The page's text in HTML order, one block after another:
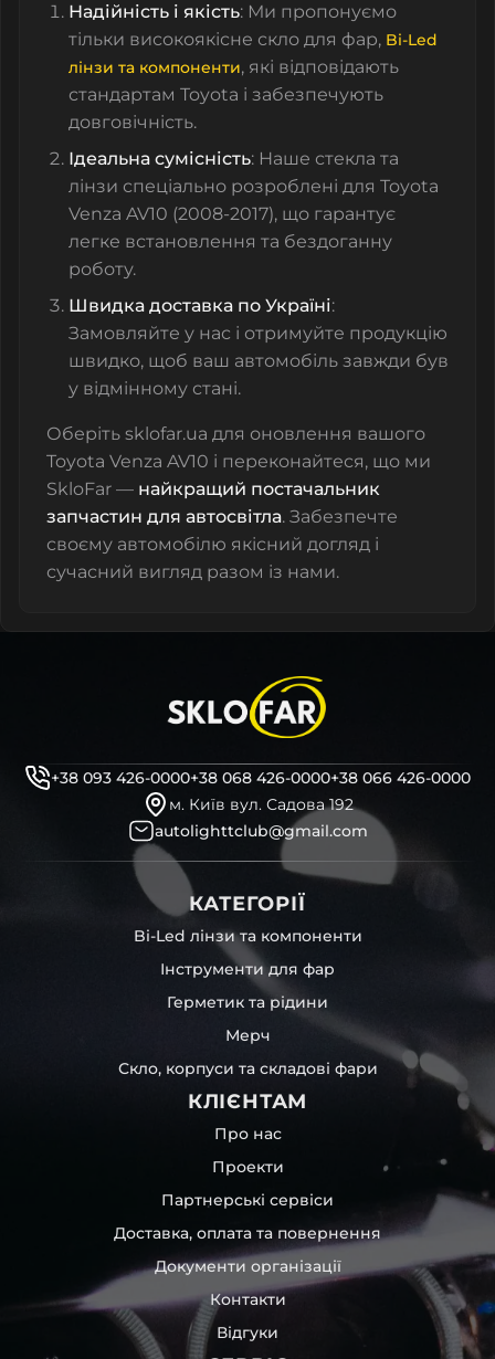
Надійність і якість: Ми пропонуємо
тільки високоякісне скло для фар, Bi-Led
лінзи та компоненти, які відповідають
стандартам Toyota і забезпечують
довговічність.
Ідеальна сумісність: Наше стекла та
лінзи спеціально розроблені для Toyota
Venza AV10 (2008-2017), що гарантує
легке встановлення та бездоганну
роботу.
Швидка доставка по Україні:
Замовляйте у нас і отримуйте продукцію
швидко, щоб ваш автомобіль завжди був
у відмінному стані.
Оберіть sklofar.ua для оновлення вашого
Toyota Venza AV10 і переконайтеся, що ми
SkloFar — найкращий постачальник
запчастин для автосвітла. Забезпечте
своєму автомобілю якісний догляд і
сучасний вигляд разом із нами.
+38 093 426-0000+38 068 426-0000+38 066 426-0000
м. Київ вул. Садова 192
autolighttclub@gmail.com
КАТЕГОРІЇ
Bi-Led лінзи та компоненти
Інструменти для фар
Герметик та рідини
Мерч
Скло, корпуси та складові фари
КЛІЄНТАМ
Про нас
Проекти
Партнерські сервіси
Доставка, оплата та повернення
Документи організації
Контакти
Відгуки